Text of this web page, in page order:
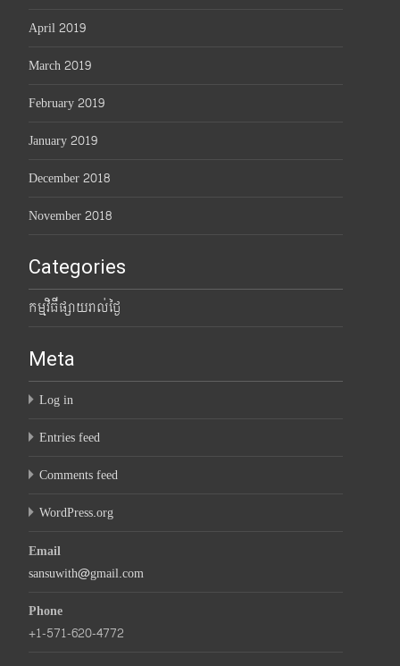
April 2019
March 2019
February 2019
January 2019
December 2018
November 2018
Categories
កម្មវិធីផ្សាយរាល់ថ្ងៃ
Meta
Log in
Entries feed
Comments feed
WordPress.org
Email
sansuwith@gmail.com
Phone
+1-571-620-4772